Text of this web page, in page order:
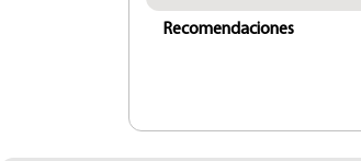
Recomendaciones